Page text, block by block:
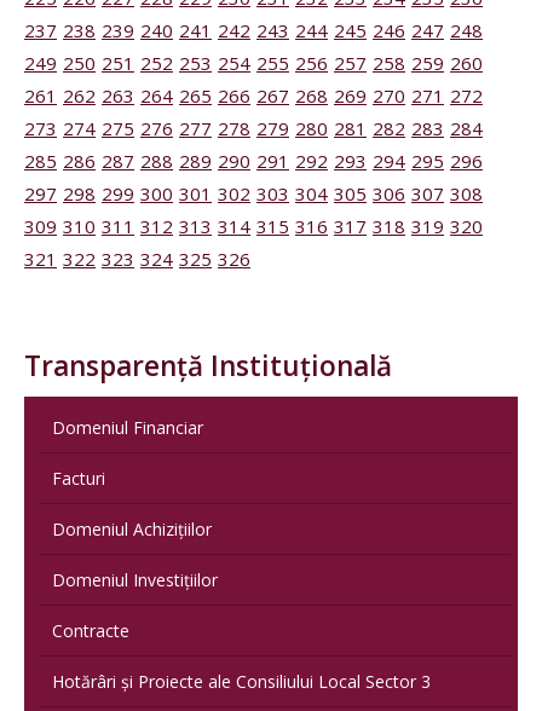
237 238 239 240 241 242 243 244 245 246 247 248
249 250 251 252 253 254 255 256 257 258 259 260
261 262 263 264 265 266 267 268 269 270 271 272
273 274 275 276 277 278 279 280 281 282 283 284
285 286 287 288 289 290 291 292 293 294 295 296
297 298 299 300 301 302 303 304 305 306 307 308
309 310 311 312 313 314 315 316 317 318 319 320
321 322 323 324 325 326
Transparență Instituțională
Domeniul Financiar
Facturi
Domeniul Achizițiilor
Domeniul Investițiilor
Contracte
Hotărâri și Proiecte ale Consiliului Local Sector 3